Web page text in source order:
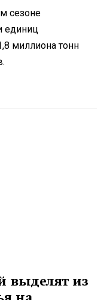
сезоне
единиц
миллиона тонн
выделят из